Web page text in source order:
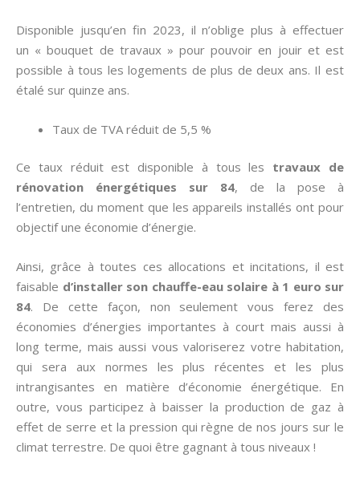
Disponible jusqu’en fin 2023, il n’oblige plus à effectuer
un « bouquet de travaux » pour pouvoir en jouir et est
possible à tous les logements de plus de deux ans. Il est
étalé sur quinze ans.
Taux de TVA réduit de 5,5 %
Ce taux réduit est disponible à tous les travaux de
rénovation énergétiques sur 84, de la pose à
l’entretien, du moment que les appareils installés ont pour
objectif une économie d’énergie.
Ainsi, grâce à toutes ces allocations et incitations, il est
faisable d’installer son chauffe-eau solaire à 1 euro sur
84. De cette façon, non seulement vous ferez des
économies d’énergies importantes à court mais aussi à
long terme, mais aussi vous valoriserez votre habitation,
qui sera aux normes les plus récentes et les plus
intrangisantes en matière d’économie énergétique. En
outre, vous participez à baisser la production de gaz à
effet de serre et la pression qui règne de nos jours sur le
climat terrestre. De quoi être gagnant à tous niveaux !